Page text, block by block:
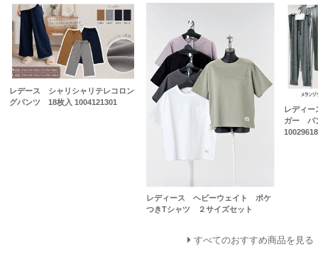
レデース シャリシャリテレコロン
グパンツ 18枚入 1004121301
レディース ヘビーウェイト ポケ
つきTシャツ ２サイズセット
レディ
ガー パ
すべてのおすすめ商品を見る